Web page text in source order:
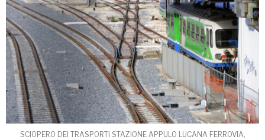
SCIOPERO DEI TRASPORTI STAZIONE APPULO LUCANA FERROVIA,